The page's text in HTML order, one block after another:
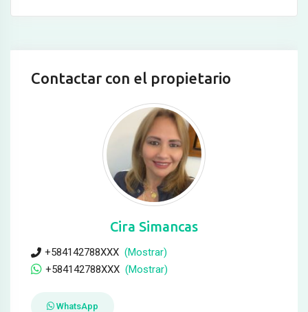
Contactar con el propietario
Cira Simancas
+584142788XXX (Mostrar)
+584142788XXX (Mostrar)
WhatsApp